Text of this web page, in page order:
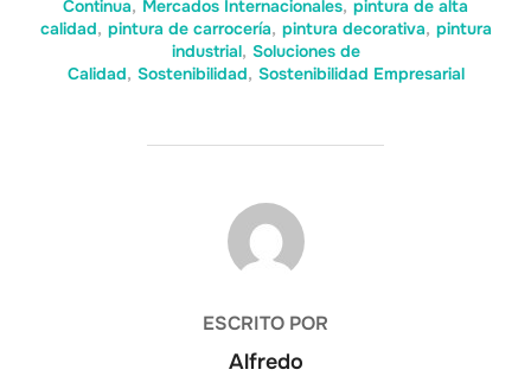
Continua, Mercados Internacionales, pintura de alta
calidad, pintura de carrocería, pintura decorativa, pintura
industrial, Soluciones de
Calidad, Sostenibilidad, Sostenibilidad Empresarial
AUTOR DE LA ENTRADA
ESCRITO POR
Alfredo